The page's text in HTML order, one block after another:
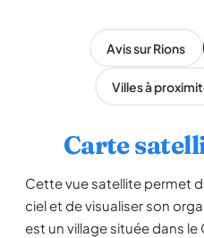
Avis sur Rions
Villes à
Carte
Cette vue satellite permet
ciel et de visualiser son
est un village située dans le